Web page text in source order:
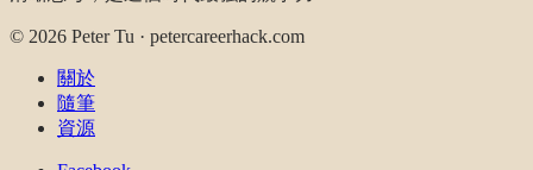
© 2026 Peter Tu · petercareerhack.com
關於
隨筆
資源